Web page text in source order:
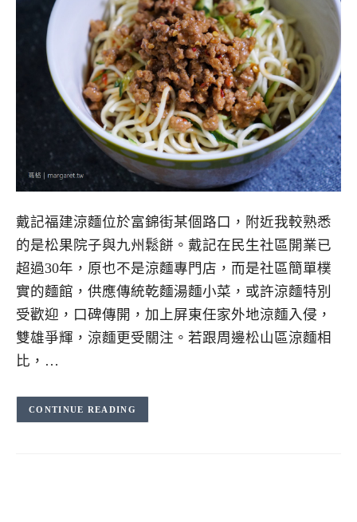
戴記福建涼麵位於富錦街某個路口，附近我較熟悉
的是松果院子與九州鬆餅。戴記在民生社區開業已
超過30年，原也不是涼麵專門店，而是社區簡單樸
實的麵館，供應傳統乾麵湯麵小菜，或許涼麵特別
受歡迎，口碑傳開，加上屏東任家外地涼麵入侵，
雙雄爭輝，涼麵更受關注。若跟周邊松山區涼麵相
比，…
CONTINUE READING